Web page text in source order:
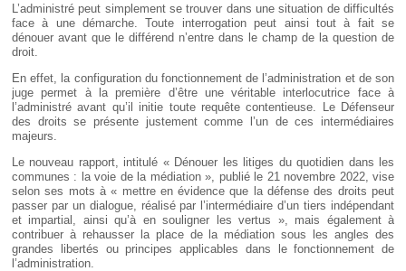
L’administré peut simplement se trouver dans une situation de difficultés
face à une démarche. Toute interrogation peut ainsi tout à fait se
dénouer avant que le différend n’entre dans le champ de la question de
droit.
En effet, la configuration du fonctionnement de l’administration et de son
juge permet à la première d’être une véritable interlocutrice face à
l’administré avant qu’il initie toute requête contentieuse. Le Défenseur
des droits se présente justement comme l’un de ces intermédiaires
majeurs.
Le nouveau rapport, intitulé « Dénouer les litiges du quotidien dans les
communes : la voie de la médiation », publié le 21 novembre 2022, vise
selon ses mots à « mettre en évidence que la défense des droits peut
passer par un dialogue, réalisé par l’intermédiaire d’un tiers indépendant
et impartial, ainsi qu’à en souligner les vertus », mais également à
contribuer à rehausser la place de la médiation sous les angles des
grandes libertés ou principes applicables dans le fonctionnement de
l’administration.